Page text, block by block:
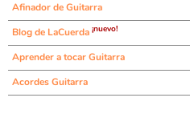
Afinador de Guitarra
Blog de LaCuerda ¡nuevo!
Aprender a tocar Guitarra
Acordes Guitarra